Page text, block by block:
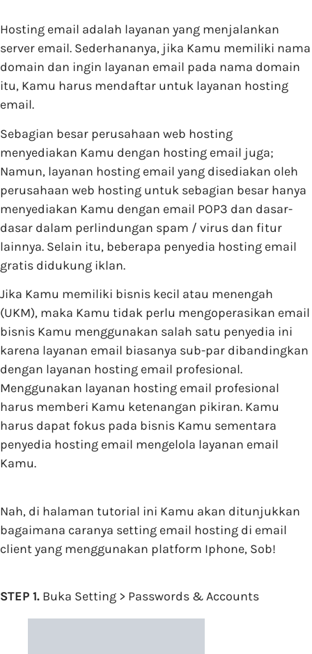
Hosting email adalah layanan yang menjalankan
server email. Sederhananya, jika Kamu memiliki nama
domain dan ingin layanan email pada nama domain
itu, Kamu harus mendaftar untuk layanan hosting
email.
Sebagian besar perusahaan web hosting
menyediakan Kamu dengan hosting email juga;
Namun, layanan hosting email yang disediakan oleh
perusahaan web hosting untuk sebagian besar hanya
menyediakan Kamu dengan email POP3 dan dasar-
dasar dalam perlindungan spam / virus dan fitur
lainnya. Selain itu, beberapa penyedia hosting email
gratis didukung iklan.
Jika Kamu memiliki bisnis kecil atau menengah
(UKM), maka Kamu tidak perlu mengoperasikan email
bisnis Kamu menggunakan salah satu penyedia ini
karena layanan email biasanya sub-par dibandingkan
dengan layanan hosting email profesional.
Menggunakan layanan hosting email profesional
harus memberi Kamu ketenangan pikiran. Kamu
harus dapat fokus pada bisnis Kamu sementara
penyedia hosting email mengelola layanan email
Kamu.
Nah, di halaman tutorial ini Kamu akan ditunjukkan
bagaimana caranya setting email hosting di email
client yang menggunakan platform Iphone, Sob!
STEP 1. Buka Setting > Passwords & Accounts